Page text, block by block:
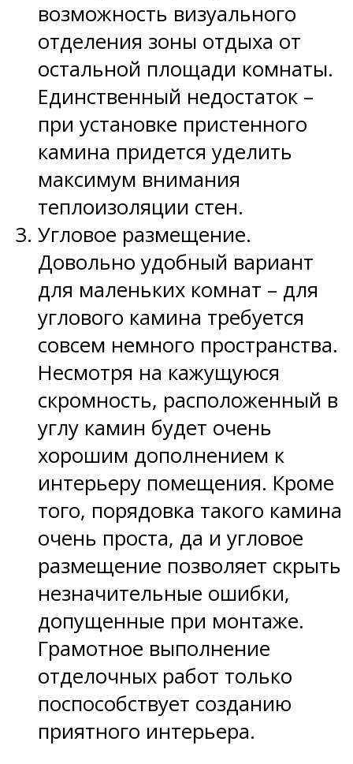
возможность визуального
отделения зоны отдыха от
остальной площади комнаты.
Единственный недостаток –
при установке пристенного
камина придется уделить
максимум внимания
теплоизоляции стен.
Угловое размещение.
Довольно удобный вариант
для маленьких комнат – для
углового камина требуется
совсем немного пространства.
Несмотря на кажущуюся
скромность, расположенный в
углу камин будет очень
хорошим дополнением к
интерьеру помещения. Кроме
того, порядовка такого камина
очень проста, да и угловое
размещение позволяет скрыть
незначительные ошибки,
допущенные при монтаже.
Грамотное выполнение
отделочных работ только
поспособствует созданию
приятного интерьера.